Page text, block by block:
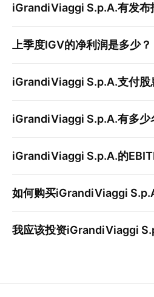
iGrandiViaggi S.p.A.有发布
上季度IGV的净利润是多少？
iGrandiViaggi S.p.A.支付股
iGrandiViaggi S.p.A.有多少
iGrandiViaggi S.p.A.的
如何购买iGrandiViaggi
我应该投资iGrandiViaggi